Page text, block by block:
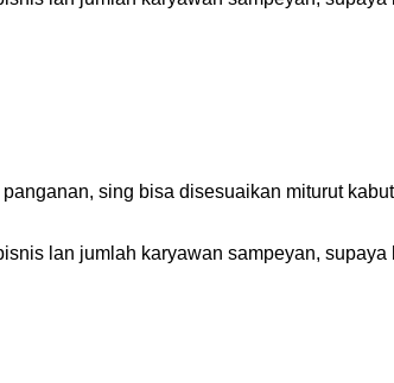
sing bisa disesuaikan miturut
lan jumlah karyawan sampeyan, supaya